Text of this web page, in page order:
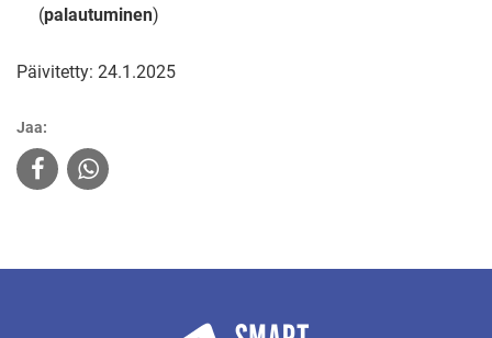
(palautuminen)
Päivitetty: 24.1.2025
Jaa: